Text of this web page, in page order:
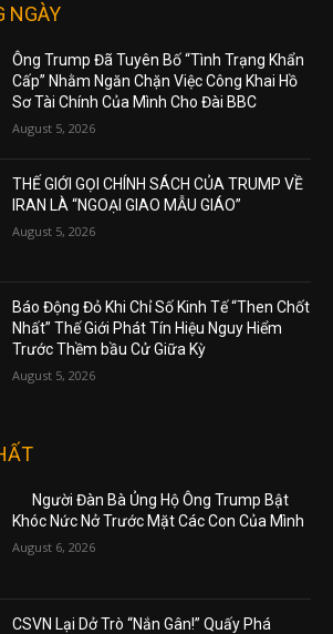
NGÀY
Ông Trump Đã Tuyên Bố “Tình Trạng Khẩn
Cấp” Nhằm Ngăn Chặn Việc Công Khai Hồ
Sơ Tài Chính Của Mình Cho Đài BBC
August 5, 2026
THẾ GIỚI GỌI CHÍNH SÁCH CỦA TRUMP VỀ
IRAN LÀ “NGOẠI GIAO MẪU GIÁO”
August 5, 2026
Báo Động Đỏ Khi Chỉ Số Kinh Tế “Then Chốt
Nhất” Thế Giới Phát Tín Hiệu Nguy Hiểm
Trước Thềm bầu Cử Giữa Kỳ
August 5, 2026
Người Đàn Bà Ủng Hộ Ông Trump Bật
Khóc Nức Nở Trước Mặt Các Con Của Mình
August 6, 2026
CSVN Lại Dở Trò “Nắn Gân!” Quấy Phá